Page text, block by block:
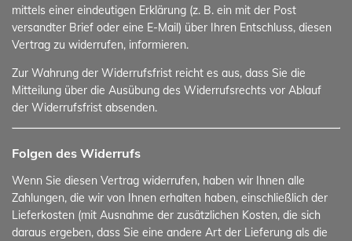
mittels einer eindeutigen Erklärung (z. B. ein mit der Post
versandter Brief oder eine E-Mail) über Ihren Entschluss, diesen
Vertrag zu widerrufen, informieren.
Zur Wahrung der Widerrufsfrist reicht es aus, dass Sie die
Mitteilung über die Ausübung des Widerrufsrechts vor Ablauf
der Widerrufsfrist absenden.
Folgen des Widerrufs
Wenn Sie diesen Vertrag widerrufen, haben wir Ihnen alle
Zahlungen, die wir von Ihnen erhalten haben, einschließlich der
Lieferkosten (mit Ausnahme der zusätzlichen Kosten, die sich
daraus ergeben, dass Sie eine andere Art der Lieferung als die